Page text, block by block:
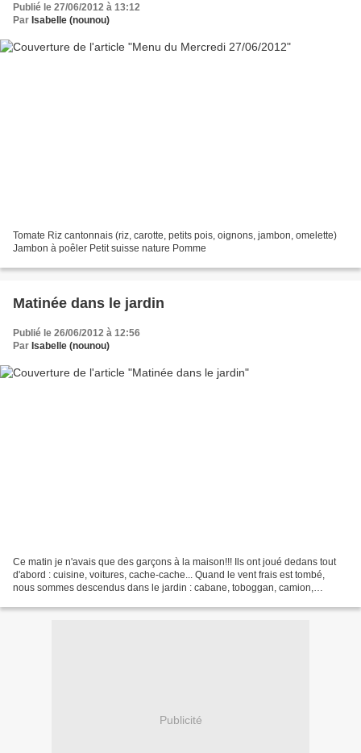
Publié le 27/06/2012 à 13:12
Par Isabelle (nounou)
Tomate Riz cantonnais (riz, carotte, petits pois, oignons, jambon, omelette)
Jambon à poêler Petit suisse nature Pomme
Matinée dans le jardin
Publié le 26/06/2012 à 12:56
Par Isabelle (nounou)
Ce matin je n'avais que des garçons à la maison!!! Ils ont joué dedans tout
d'abord : cuisine, voitures, cache-cache... Quand le vent frais est tombé,
nous sommes descendus dans le jardin : cabane, toboggan, camion,
Publicité